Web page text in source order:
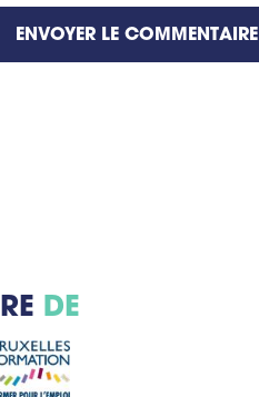
ENVOYER LE COMMENTAIRE
DE